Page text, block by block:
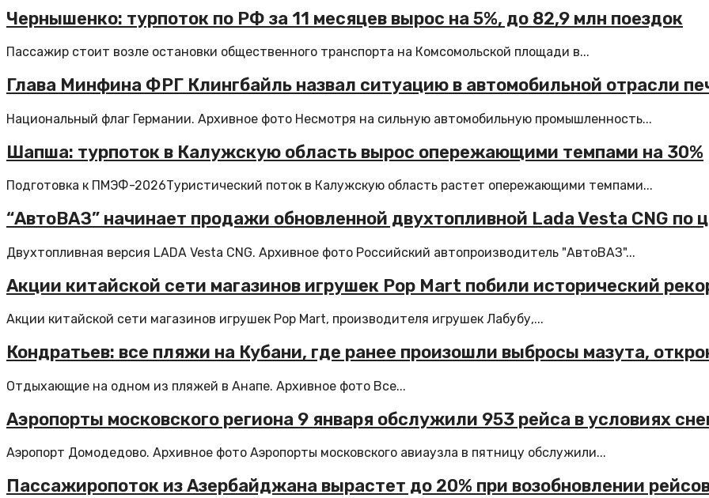
Чернышенко: турпоток по РФ за 11 месяцев вырос на 5%, до 82,9 млн поездок
Пассажир стоит возле остановки общественного транспорта на Комсомольской площади в...
Глава Минфина ФРГ Клингбайль назвал ситуацию в автомобильной отрасли
Национальный флаг Германии. Архивное фото Несмотря на сильную автомобильную промышленность...
Шапша: турпоток в Калужскую область вырос опережающими темпами на 30%
Подготовка к ПМЭФ-2026Туристический поток в Калужскую область растет опережающими темпами...
“АвтоВАЗ” начинает продажи обновленной двухтопливной Lada Vesta CNG по
Двухтопливная версия LADA Vesta CNG. Архивное фото Российский автопроизводитель "АвтоВАЗ"...
Акции китайской сети магазинов игрушек Pop Mart побили исторический
Акции китайской сети магазинов игрушек Pop Mart, производителя игрушек Лабубу,...
Кондратьев: все пляжи на Кубани, где ранее произошли выбросы мазута,
Отдыхающие на одном из пляжей в Анапе. Архивное фото Все...
Аэропорты московского региона 9 января обслужили 953 рейса в условиях
Аэропорт Домодедово. Архивное фото Аэропорты московского авиаузла в пятницу обслужили...
Пассажиропоток из Азербайджана вырастет до 20% при возобновлении